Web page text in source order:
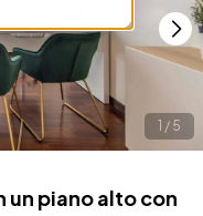
1 / 5
piano alto con